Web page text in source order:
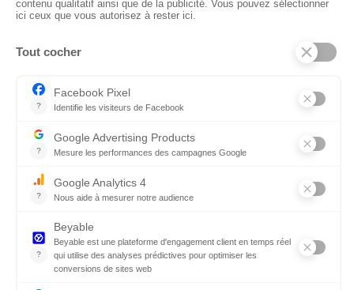
CTN BNL
+ 32 (0) 56/20.16.55
info@ctnbenelux.com
Gesloten op zater-, zon- en feestdagen
CATEGORIEËN
Stoffen
Theaterdoek
Plafond
Wanden